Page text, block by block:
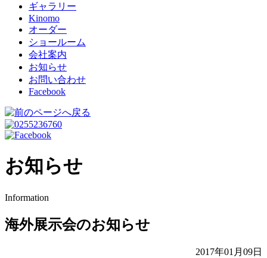
ギャラリー
Kinomo
オーダー
ショールーム
会社案内
お知らせ
お問い合わせ
Facebook
お知らせ
Information
海外展示会のお知らせ
2017年01月09日